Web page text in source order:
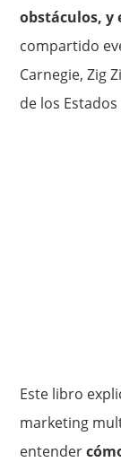
obstáculos, y
compartido
Carnegie, Zig
de los
Este libro
marketing
entender